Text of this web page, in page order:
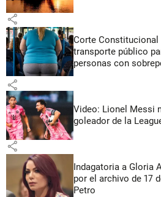
share
Corte Constitucional
transporte público
personas con
share
Video: Lionel Messi
goleador de la
share
Indagatoria a Gloria
por el archivo de 17
Petro